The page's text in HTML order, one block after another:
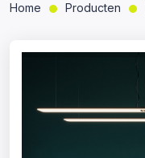
Home Producten